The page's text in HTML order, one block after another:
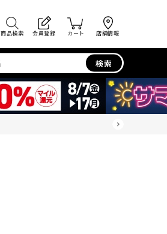
商品検索 会員登録 カート 店舗情報
検索